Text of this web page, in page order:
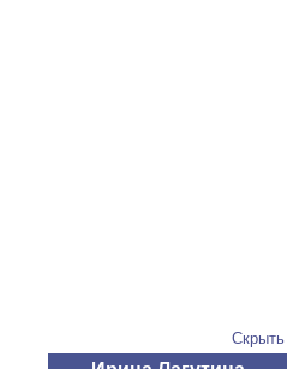
Скрыть